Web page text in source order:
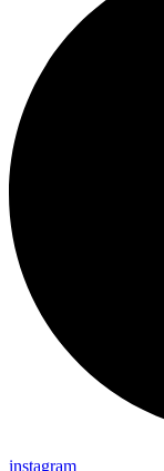
instagram